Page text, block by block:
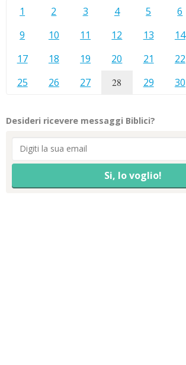
1 2 3 4 5 6
9
10 11 12 13 14
17
18 19 20 21 22
25
26 27 28 29 30
Desideri ricevere messaggi Biblici?